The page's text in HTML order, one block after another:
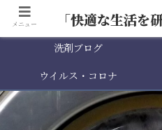
洗剤ブログ
ウイルス・コロナ
メニュー 「快適な生活を